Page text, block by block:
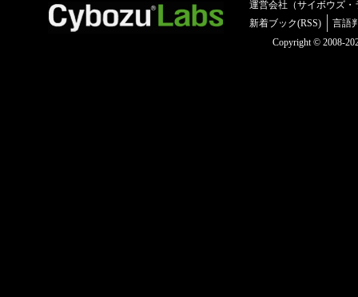
運営会社（サイボウズ・
新着ブック(RSS)
言語
Copyright © 2008-